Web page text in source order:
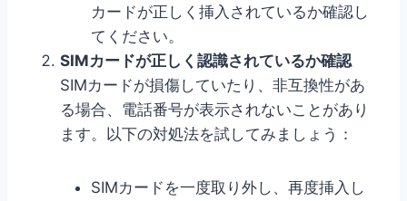
カードが正しく挿入されているか確認し
てください。
SIMカードが正しく認識されているか確認
SIMカードが損傷していたり、非互換性があ
る場合、電話番号が表示されないことがあり
ます。以下の対処法を試してみましょう：
SIMカードを一度取り外し、再度挿入し